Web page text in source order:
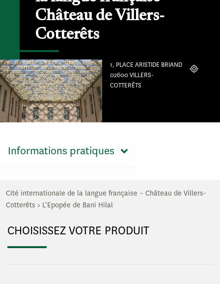
Château de Villers-
Cotterêts
1, PLACE ARISTIDE BRIAND
02600 VILLERS-
COTTERÊTS
Localiser
Informations pratiques
Cité internationale de la langue française – Château de Villers-
Cotterêts > L’Epopée de Bani Hilal
CHOISISSEZ VOTRE PRODUIT